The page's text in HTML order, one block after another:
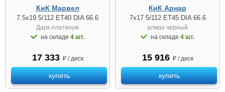
КиК Марвел
7.5x19 5/112 ET40 DIA 66.6
Дарк платинум
на складе 4 шт.
17 333 ₽ / диск
купить
КиК Арнар
7x17 5/112 ET45 DIA 66.6
алмаз черный
на складе 4 шт.
15 916 ₽ / диск
купить